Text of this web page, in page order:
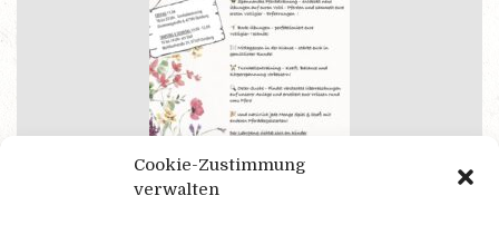
Cookie-Zustimmung
verwalten